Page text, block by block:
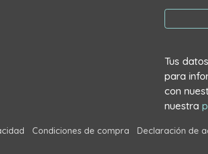
Tus
para
con
nuestra
Condiciones de compra Declaración de